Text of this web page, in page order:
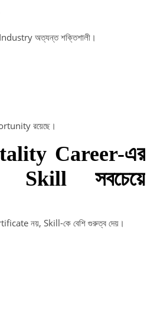
অত্যন্ত শক্তিশালী।
রয়েছে।
Career-এর
সবচেয়ে
নয়, Skill-কে বেশি গুরুত্ব দেয়।